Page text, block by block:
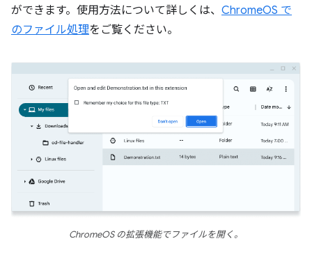
ができます。使用方法について詳しくは、 ChromeOS で
のファイル処理をご覧ください。
ChromeOS の拡張機能でファイルを開く。